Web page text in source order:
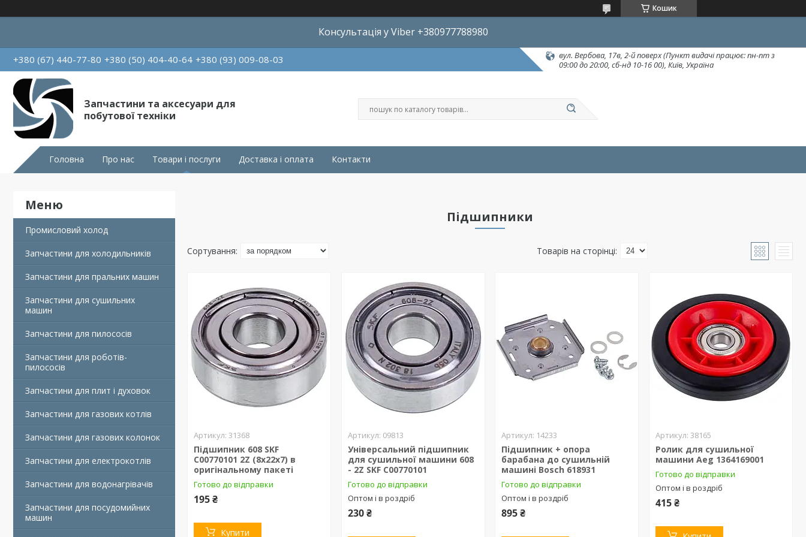
Кошик
Консультація у Viber +380977788980
+380 (67) 440-77-80 +380 (50) 404-40-64 +380 (93) 009-08-03
вул. Вербова, 17в, 2-й поверх (Пункт видачі працює: пн-пт з
09:00 до 20:00, сб-нд 10-16 00), Київ, Україна
Запчастини та аксесуари для
побутової техніки
Головна Про нас Товари і послуги Доставка і оплата Контакти
Промисловий холод
Запчастини для холодильників
Запчастини для пральних машин
Запчастини для сушильних
машин
Запчастини для пилососів
Запчастини для роботів-
пилососів
Запчастини для плит і духовок
Запчастини для газових котлів
Запчастини для газових колонок
Запчастини для електрокотлів
Запчастини для водонагрівачів
Запчастини для посудомийних
машин
Підшипники
31368
Підшипник 608 SKF
C00770101 2Z (8x22x7) в
оригінальному пакеті
Готово до відправки
195 ₴
Купити
09813
Універсальний підшипник
для сушильної машини 608
- 2Z SKF C00770101
Готово до відправки
Оптом і в роздріб
230 ₴
14233
Підшипник + опора
барабана до сушильній
машині Bosch 618931
Готово до відправки
Оптом і в роздріб
895 ₴
38165
Ролик для сушильної
машини Aeg 1364169001
Готово до відправки
Оптом і в роздріб
415 ₴